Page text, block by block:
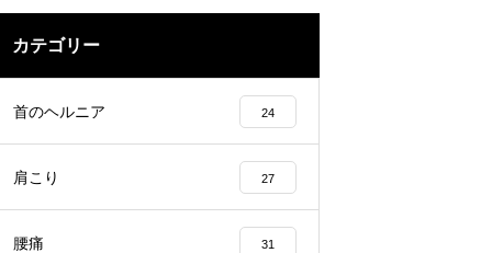
カテゴリー
首のヘルニア 24
肩こり 27
腰痛 31